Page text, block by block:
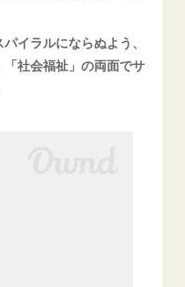
イラルにならぬよう、
社会福祉」の両面でサ